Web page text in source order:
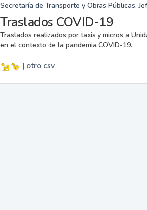
Secretaría de Transporte y Obras Públicas.
Traslados COVID-19
Traslados realizados por taxis y micros a
en el contexto de la pandemia COVID-19.
| otro csv